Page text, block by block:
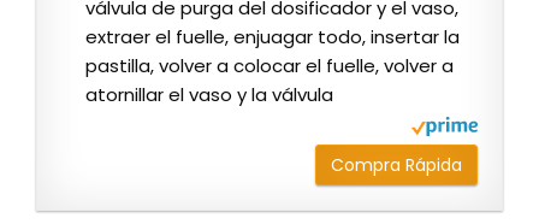
válvula de purga del dosificador y el vaso,
extraer el fuelle, enjuagar todo, insertar la
pastilla, volver a colocar el fuelle, volver a
atornillar el vaso y la válvula
Compra Rápida